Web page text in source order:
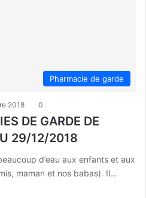
Pharmacie de garde
2018 0
DE GARDE DE
29/12/2018
d’eau aux enfants et aux
maman et nos babas). Il…